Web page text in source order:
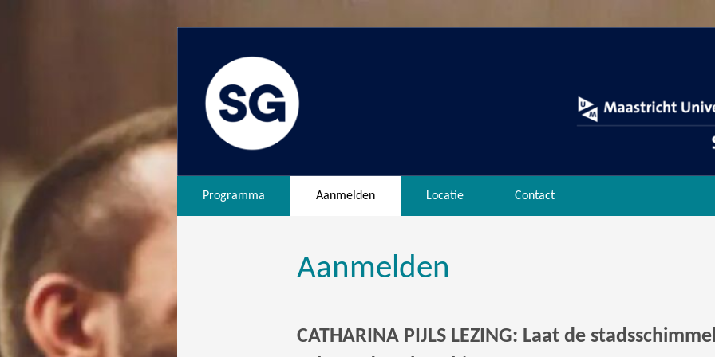
Programma Aanmelden Locatie Contact
Aanmelden
CATHARINA PIJLS LEZING: Laat de